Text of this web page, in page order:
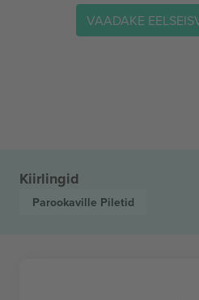
VAADAKE
Kiirlingid
Parookaville Piletid